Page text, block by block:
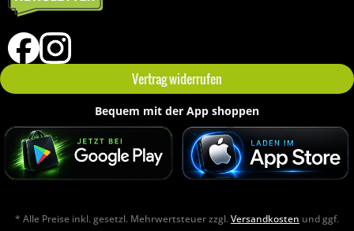
Vertrag widerrufen
Bequem mit der App shoppen
* Alle Preise inkl. gesetzl. Mehrwertsteuer zzgl.Versandkosten und ggf.